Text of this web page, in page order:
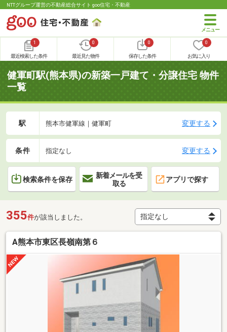
NTTグループ運営の不動産総合サイト goo住宅・不動産
1
最近検索した条件
0
最近見た物件
0
保存した条件
0
お気に入り
健軍町駅(熊本県)の新築一戸建て・分譲住宅 物件
一覧
駅 熊本市健軍線｜健軍町 変更する
条件 指定なし 変更する
検索条件を保存
新着メールを受
取る
アプリで探す
355件が該当しました。
A熊本市東区長嶺南第６